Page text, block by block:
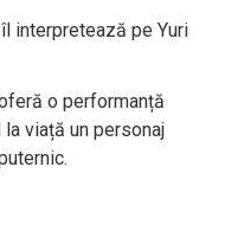
interpretează pe Yuri
o performanță
viață un personaj